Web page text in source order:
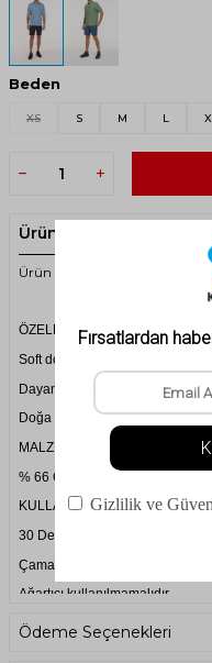
Beden
XS S M L
Ürün Açıklaması
Ürün Kodu: 2ASGAI0103 -
ÖZELLİKLER
Soft dokunuş hissiyatı,
Dayanıklı kumaş,
Doğa içinde giyinebilecek
MALZEME
% 66 Cotton, % 30 Polyester,%4
KULLANMA / YIKAMA TALİMATI
30 Derecede yıkanmalıdır.
Çamaşır suyu kullanılmamalıdır.
Ağartıcı kullanılmamalıdır.
Düşük sıcaklıkta ütüleyin.
Ödeme Seçenekleri